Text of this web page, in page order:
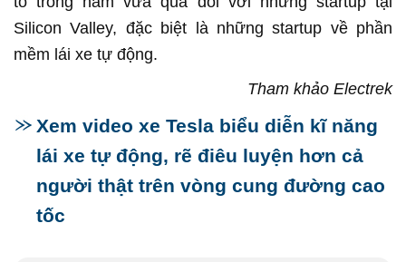
Silicon Valley, đặc biệt là những startup về phần
mềm lái xe tự động.
Tham khảo Electrek
Xem video xe Tesla biểu diễn kĩ năng
lái xe tự động, rẽ điêu luyện hơn cả
người thật trên vòng cung đường cao
tốc